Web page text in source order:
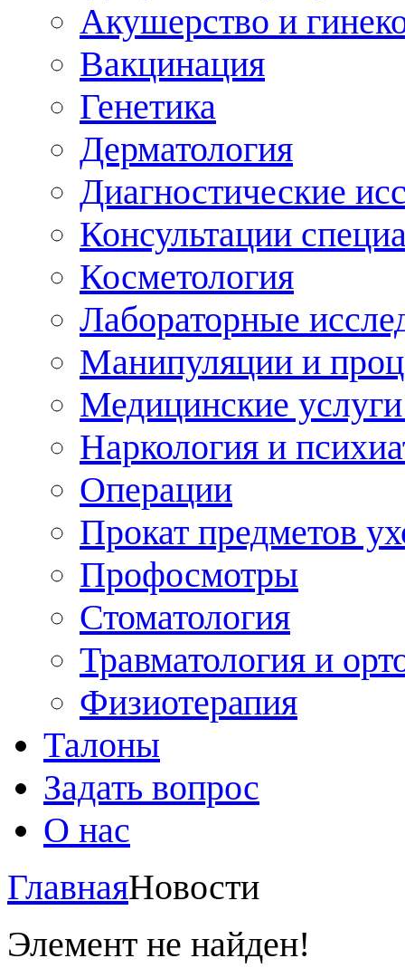
Акушерство и
Вакцинация
Генетика
Дерматология
Диагностические
Консультации
Косметология
Лабораторные
Манипуляции и
Медицинские
Наркология и
Операции
Прокат предметов
Профосмотры
Стоматология
Травматология и
Физиотерапия
Талоны
Задать вопрос
О нас
ГлавнаяНовости
Элемент не найден!